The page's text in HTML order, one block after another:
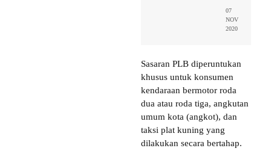
07
NOV
2020
Sasaran PLB diperuntukan
khusus untuk konsumen
kendaraan bermotor roda
dua atau roda tiga, angkutan
umum kota (angkot), dan
taksi plat kuning yang
dilakukan secara bertahap.